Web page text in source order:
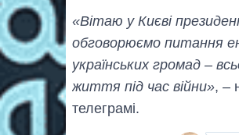
«Вітаю у Києві
обговорюємо питання
українських громад –
життя під час війни», –
телеграмі.